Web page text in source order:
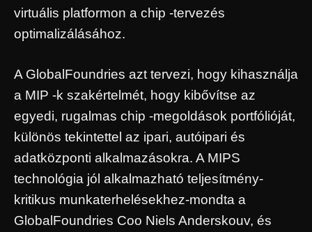
virtuális platformon a chip -tervezés
optimalizálásához.
A GlobalFoundries azt tervezi, hogy kihasználja
a MIP -k szakértelmét, hogy kibővítse az
egyedi, rugalmas chip -megoldások portfólióját,
különös tekintettel az ipari, autóipari és
adatközponti alkalmazásokra. A MIPS
technológia jól alkalmazható teljesítmény-
kritikus munkaterhelésekhez-mondta a
GlobalFoundries Coo Niels Anderskouv, és